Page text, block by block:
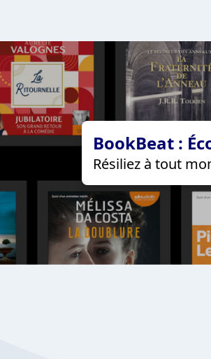
BookBeat :
Résiliez à tout